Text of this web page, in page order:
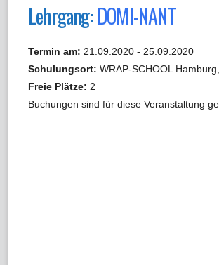
Lehrgang:DOMI-NANT
Termin am: 21.09.2020 - 25.09.2020
Schulungsort: WRAP-SCHOOL
Freie Plätze: 2
Buchungen sind für diese Veranstaltung